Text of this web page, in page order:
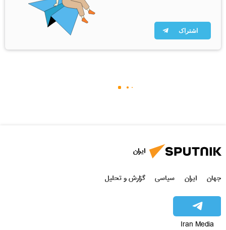
اشتراک
ایران
جهان ایران سیاسی گزارش و تحلیل
Iran Media